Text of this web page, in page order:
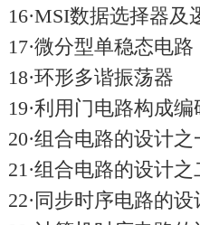
16·MSI数据选择器及
17·微分型单稳态电路
18·环形多谐振荡器
19·利用门电路构成
20·组合电路的设计
21·组合电路的设计
22·同步时序电路的设